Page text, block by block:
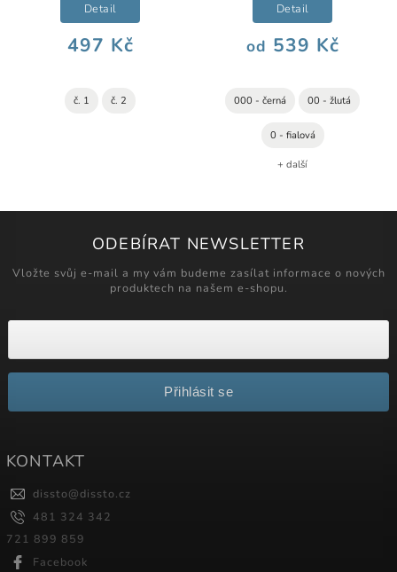
497 Kč
Detail
č. 1 č. 2
od 539 Kč
Detail
000 - černá 00 - žlutá
0 - fialová
+ další
ODEBÍRAT NEWSLETTER
Vložte svůj e-mail a my vám budeme zasílat informace o nových
produktech na našem e-shopu.
Přihlásit se
KONTAKT
dissto@dissto.cz
481 324 342
721 899 859
Facebook